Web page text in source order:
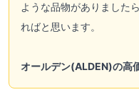
ような品物がありました
ればと思います。
オールデン(ALDEN)の高